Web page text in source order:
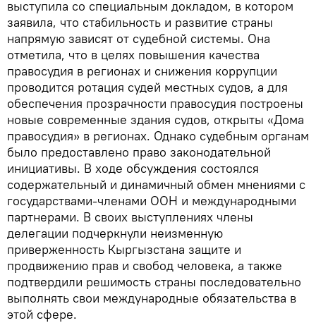
выступила со специальным докладом, в котором
заявила, что стабильность и развитие страны
напрямую зависят от судебной системы. Она
отметила, что в целях повышения качества
правосудия в регионах и снижения коррупции
проводится ротация судей местных судов, а для
обеспечения прозрачности правосудия построены
новые современные здания судов, открыты «Дома
правосудия» в регионах. Однако судебным органам
было предоставлено право законодательной
инициативы. В ходе обсуждения состоялся
содержательный и динамичный обмен мнениями с
государствами-членами ООН и международными
партнерами. В своих выступлениях члены
делегации подчеркнули неизменную
приверженность Кыргызстана защите и
продвижению прав и свобод человека, а также
подтвердили решимость страны последовательно
выполнять свои международные обязательства в
этой сфере.